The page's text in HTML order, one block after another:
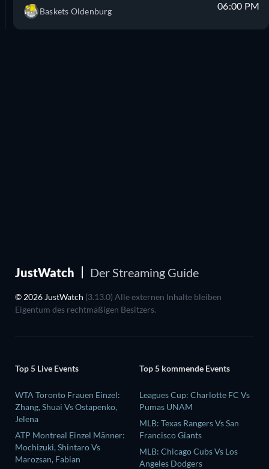
Baskets Oldenburg 06:00 PM
JustWatch Der Streaming Guide
© 2026 JustWatch (3.13.0) Alle externen Inhalte bleiben
Eigentum des rechtmäßigen Besitzers.
Top 5 Live Events
WTA Toronto Frauen Einzel:
Zhang, Shuai Vs Ostapenko,
Jelena
ATP Montreal Einzel Männer:
Mochizuki, Shintaro Vs
Marozsan, Fabian
Top 5 kommende Events
Leagues Cup: Charlotte FC Vs
Pumas UNAM
MLB: Texas Rangers Vs San
Francisco Giants
MLB: Chicago Cubs Vs Los
Angeles Dodgers